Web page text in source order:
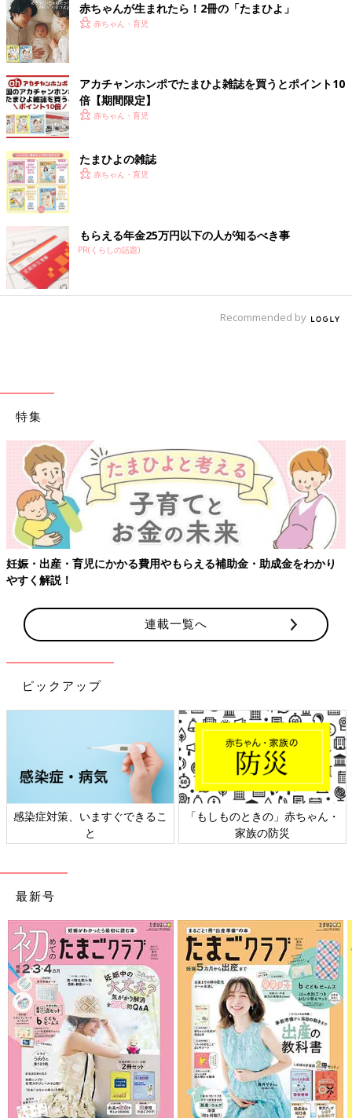
赤ちゃんが生まれたら！2冊の「たまひよ」
赤ちゃん・育児
アカチャンホンポでたまひよ雑誌を買うとポイント10
倍【期間限定】
赤ちゃん・育児
たまひよの雑誌
赤ちゃん・育児
もらえる年金25万円以下の人が知るべき事
PR(くらしの話題)
Recommended by
特集
妊娠・出産・育児にかかる費用やもらえる補助金・助成金をわかり
やすく解説！
連載一覧へ
ピックアップ
感染症対策、いますぐできるこ
と
「もしものときの」赤ちゃん・
家族の防災
最新号